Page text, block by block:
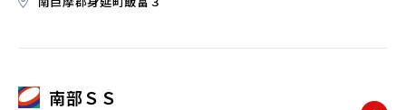
南部ＳＳ